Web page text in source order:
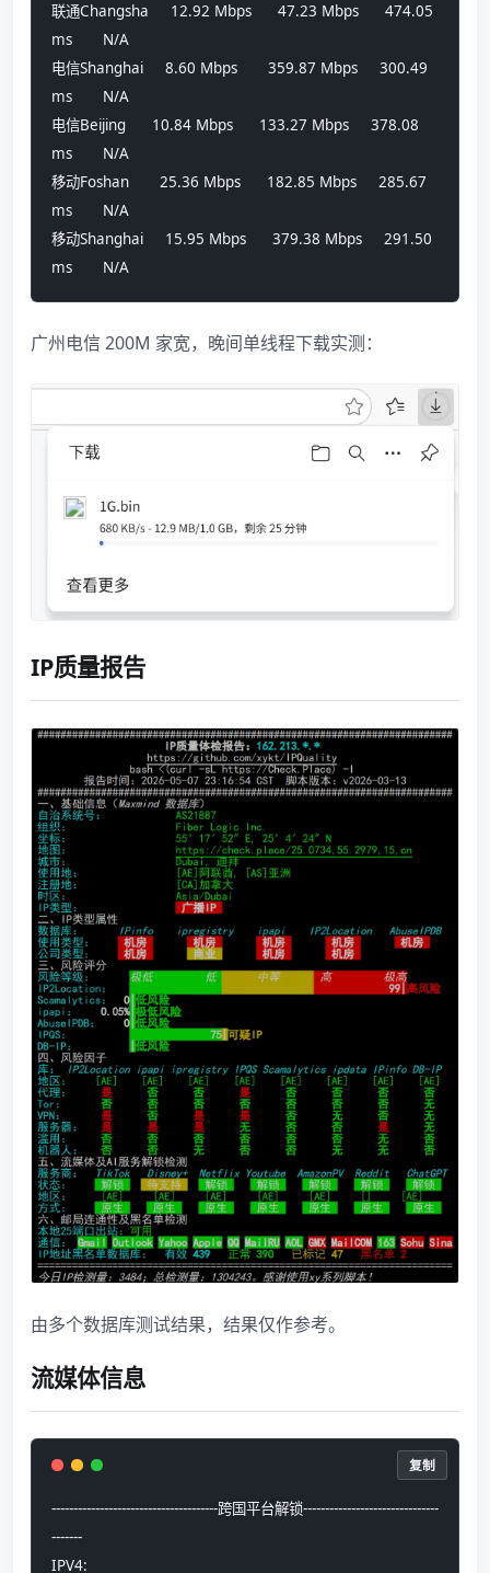
联通Changsha     12.92 Mbps      47.23 Mbps      474.05
ms       N/A
电信Shanghai     8.60 Mbps       359.87 Mbps     300.49
ms       N/A
电信Beijing      10.84 Mbps      133.27 Mbps     378.08
ms       N/A
移动Foshan       25.36 Mbps      182.85 Mbps     285.67
ms       N/A
移动Shanghai     15.95 Mbps      379.38 Mbps     291.50
ms       N/A
广州电信 200M 家宽，晚间单线程下载实测：
IP质量报告
由多个数据库测试结果，结果仅作参考。
流媒体信息
--------------------------------------跨国平台解锁-------------------------------
-------
IPV4:
复制